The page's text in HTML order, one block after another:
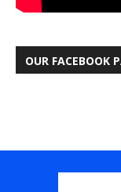
OUR FACEBOOK